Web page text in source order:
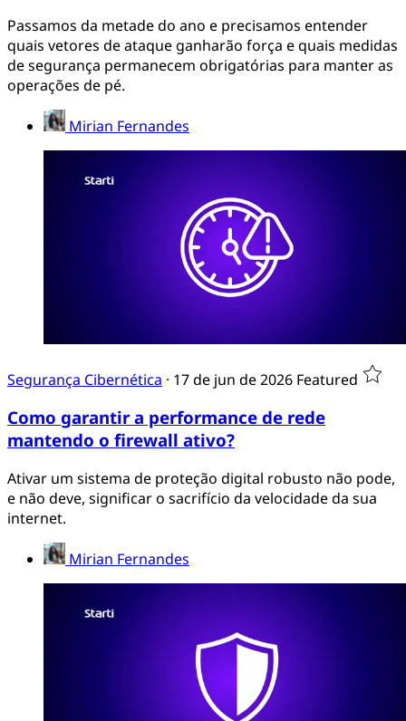
Passamos da metade do ano e precisamos entender
quais vetores de ataque ganharão força e quais medidas
de segurança permanecem obrigatórias para manter as
operações de pé.
Mirian Fernandes
Segurança Cibernética · 17 de jun de 2026 Featured
Como garantir a performance de rede
mantendo o firewall ativo?
Ativar um sistema de proteção digital robusto não pode,
e não deve, significar o sacrifício da velocidade da sua
internet.
Mirian Fernandes